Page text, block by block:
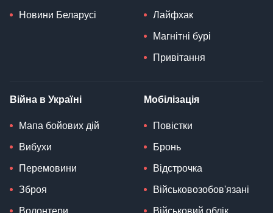
Новини Беларусі Лайфхак
Магнітні бурі
Привітання
Війна в Україні
Мапа бойових дій
Вибухи
Перемовини
Зброя
Волонтери
Мобілізація
Повістки
Бронь
Відстрочка
Військовозобов'язані
Військовий облік